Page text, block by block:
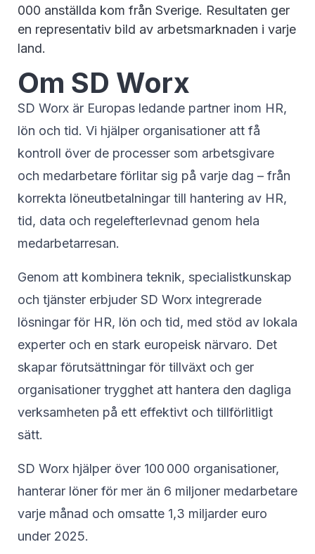
000 anställda kom från Sverige. Resultaten ger
en representativ bild av arbetsmarknaden i varje
land.
Om SD Worx
SD Worx är Europas ledande partner inom HR,
lön och tid. Vi hjälper organisationer att få
kontroll över de processer som arbetsgivare
och medarbetare förlitar sig på varje dag – från
korrekta löneutbetalningar till hantering av HR,
tid, data och regelefterlevnad genom hela
medarbetarresan.
Genom att kombinera teknik, specialistkunskap
och tjänster erbjuder SD Worx integrerade
lösningar för HR, lön och tid, med stöd av lokala
experter och en stark europeisk närvaro. Det
skapar förutsättningar för tillväxt och ger
organisationer trygghet att hantera den dagliga
verksamheten på ett effektivt och tillförlitligt
sätt.
SD Worx hjälper över 100 000 organisationer,
hanterar löner för mer än 6 miljoner medarbetare
varje månad och omsatte 1,3 miljarder euro
under 2025.